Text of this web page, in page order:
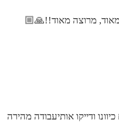
מאוד, מרוצה מאוד!!🙏🏼
ודייקו אותיעבודה מהירה